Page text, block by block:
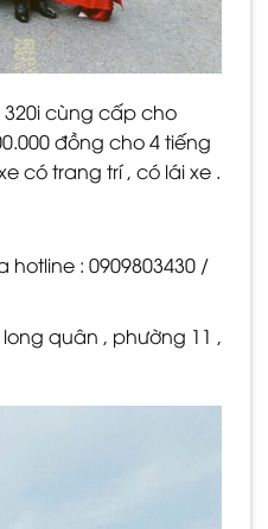
cùng cấp cho
đồng cho 4 tiếng
có trang trí , có lái xe .
: 0909803430 /
quân , phường 11 ,